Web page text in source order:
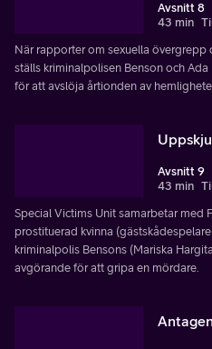
Avsnitt 8
43 min
När rapporter om sexuella övergrepp
ställs kriminalpolisen Benson och
för att avslöja årtionden av
Avsnitt 9
43 min
Special Victims Unit samarbetar med
prostituerad kvinna
kriminalpolis Bensons (Mariska
avgörande för att gripa en mördare.